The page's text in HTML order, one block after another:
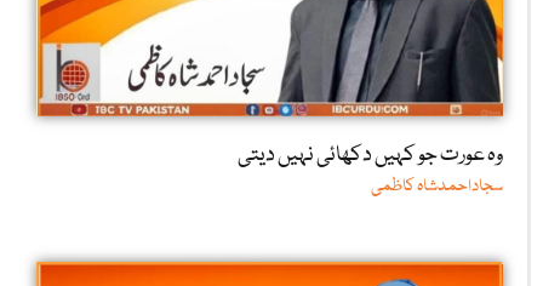
وہ عورت جو کہیں دکھائی نہیں دیتی
سجاداحمدشاہ کاظمی